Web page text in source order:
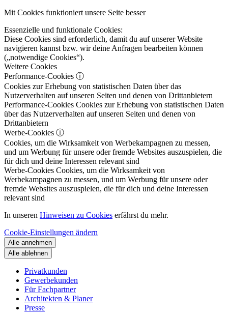
Mit Cookies funktioniert unsere Seite besser
Essenzielle und funktionale Cookies:
Diese Cookies sind erforderlich, damit du auf unserer Website
navigieren kannst bzw. wir deine Anfragen bearbeiten können
(„notwendige Cookies“).
Weitere Cookies
Performance-Cookies ⓘ
Cookies zur Erhebung von statistischen Daten über das
Nutzerverhalten auf unseren Seiten und denen von Drittanbietern
Performance-Cookies Cookies zur Erhebung von statistischen Daten
über das Nutzerverhalten auf unseren Seiten und denen von
Drittanbietern
Werbe-Cookies ⓘ
Cookies, um die Wirksamkeit von Werbekampagnen zu messen,
und um Werbung für unsere oder fremde Websites auszuspielen, die
für dich und deine Interessen relevant sind
Werbe-Cookies Cookies, um die Wirksamkeit von
Werbekampagnen zu messen, und um Werbung für unsere oder
fremde Websites auszuspielen, die für dich und deine Interessen
relevant sind
In unseren Hinweisen zu Cookies erfährst du mehr.
Cookie-Einstellungen ändern
Alle annehmen
Alle ablehnen
Privatkunden
Gewerbekunden
Für Fachpartner
Architekten & Planer
Presse